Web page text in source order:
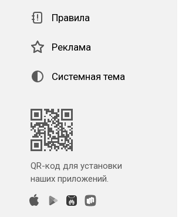
Правила
Реклама
Системная тема
QR-код для установки
наших приложений.